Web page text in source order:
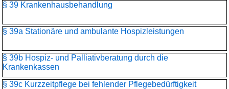
§ 39 Krankenhausbehandlung
§ 39a Stationäre und ambulante Hospizleistungen
§ 39b Hospiz- und Palliativberatung durch die
Krankenkassen
§ 39c Kurzzeitpflege bei fehlender Pflegebedürftigkeit